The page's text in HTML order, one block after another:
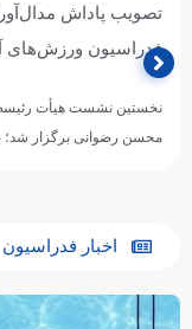
تصویب پاداش
فدراسیون ورزش‌های
نخستین نشست هیأت رئیسه
محسن رضوانی برگزار
اخبار فدراسیون